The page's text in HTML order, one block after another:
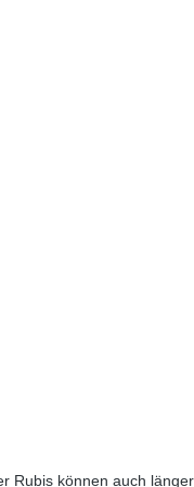
Rubis können auch